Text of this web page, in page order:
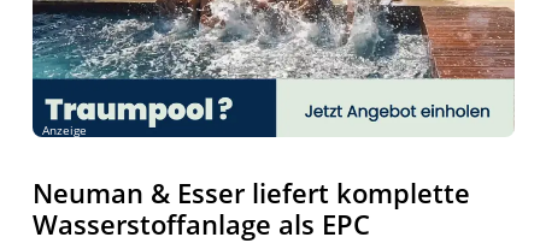
Anzeige
Neuman & Esser liefert komplette
Wasserstoffanlage als EPC